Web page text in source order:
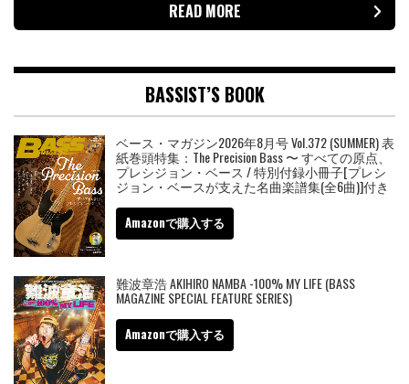
READ MORE
BASSIST’S BOOK
ベース・マガジン2026年8月号 Vol.372 (SUMMER) 表
紙巻頭特集：The Precision Bass 〜 すべての原点、
プレシジョン・ベース / 特別付録小冊子[プレシ
ジョン・ベースが支えた名曲楽譜集(全6曲)]付き
Amazonで購入する
難波章浩 AKIHIRO NAMBA -100% MY LIFE (BASS
MAGAZINE SPECIAL FEATURE SERIES)
Amazonで購入する